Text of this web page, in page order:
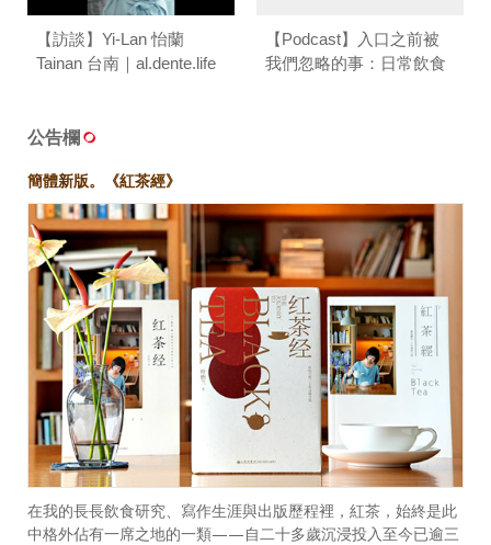
【訪談】Yi-Lan 怡蘭
Tainan 台南｜al.dente.life
【Podcast】入口之前被
我們忽略的事：日常飲食
公告欄
簡體新版。《紅茶經》
在我的長長飲食研究、寫作生涯與出版歷程裡，紅茶，始終是此
中格外佔有一席之地的一類——自二十多歲沉浸投入至今已逾三